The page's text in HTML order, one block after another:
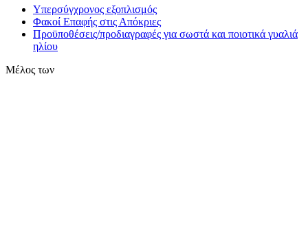
Υπερσύγχρονος εξοπλισμός
Φακοί Επαφής στις Απόκριες
Προϋποθέσεις/προδιαγραφές για σωστά και ποιοτικά γυαλιά
ηλίου
Μέλος των